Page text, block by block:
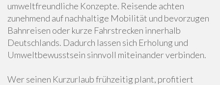
umweltfreundliche Konzepte. Reisende achten
zunehmend auf nachhaltige Mobilität und bevorzugen
Bahnreisen oder kurze Fahrstrecken innerhalb
Deutschlands. Dadurch lassen sich Erholung und
Umweltbewusstsein sinnvoll miteinander verbinden.
Wer seinen Kurzurlaub frühzeitig plant, profitiert